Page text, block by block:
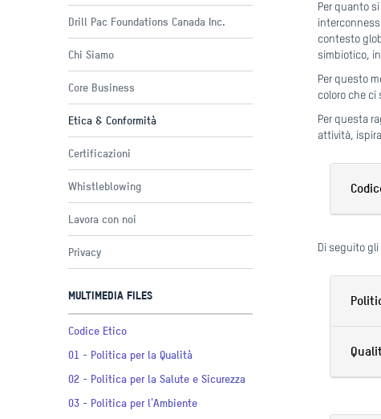
Drill Pac Foundations Canada Inc.
Chi Siamo
Core Business
Etica & Conformità
Certificazioni
Whistleblowing
Lavora con noi
Privacy
MULTIMEDIA FILES
Codice Etico
01 - Politica per la Qualità
02 - Politica per la Salute e Sicurezza
03 - Politica per l'Ambiente
Per quanto
contesto
simbiotico,
Per questo
coloro che ci
Per questa
attività,
Di seguito